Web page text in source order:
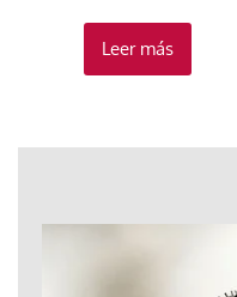
Leer más